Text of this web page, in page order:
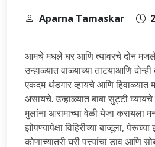
Aparna Tamaskar
आमचे मधले घर आणि त्यावरचे दोन
उन्हाळ्यात वाळ्याच्या ताटयाआणि
एकदम थंडगार व्हायचे आणि हिवाळ्यात
असायचे. उन्हाळ्यात बाबा सुट्टी
मुलांना आरामाच्या वेळी येजा करायला
झोपण्यापेक्षा विहिरीच्या बाजूला,
कोणाच्यातरी घरी पत्त्यांचा डाव आणि